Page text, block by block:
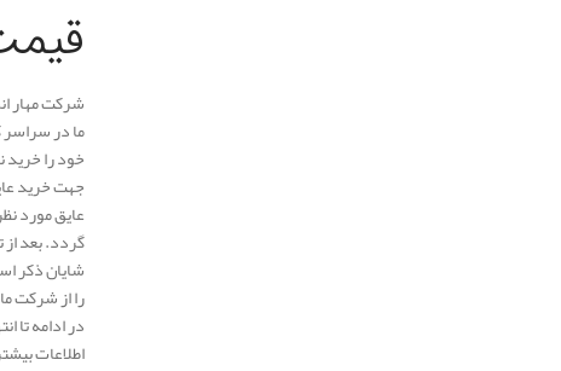
شرکت مهار
ما در
خود را خرید
جهت خرید
عایق مورد
گردد. بعد
شایان ذکر
را از شرکت
در ادامه تا
اطلاعات